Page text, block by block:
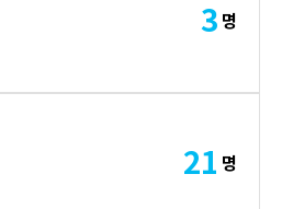
3 명
21 명